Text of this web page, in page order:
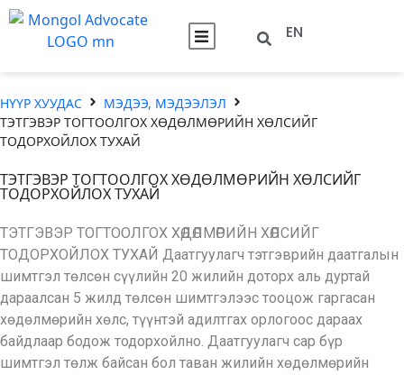
EN
НҮҮР ХУУДАС
МЭДЭЭ, МЭДЭЭЛЭЛ
ТЭТГЭВЭР ТОГТООЛГОХ ХӨДӨЛМӨРИЙН ХӨЛСИЙГ
ТОДОРХОЙЛОХ ТУХАЙ
ТЭТГЭВЭР ТОГТООЛГОХ ХӨДӨЛМӨРИЙН ХӨЛСИЙГ
ТОДОРХОЙЛОХ ТУХАЙ
ТЭТГЭВЭР ТОГТООЛГОХ ХӨДӨЛМӨРИЙН ХӨЛСИЙГ
ТОДОРХОЙЛОХ ТУХАЙ Даатгуулагч тэтгэврийн даатгалын
шимтгэл төлсөн сүүлийн 20 жилийн доторх аль дуртай
дараалсан 5 жилд төлсөн шимтгэлээс тооцож гаргасан
хөдөлмөрийн хөлс, түүнтэй адилтгах орлогоос дараах
байдлаар бодож тодорхойлно. Даатгуулагч сар бүр
шимтгэл төлж байсан бол таван жилийн хөдөлмөрийн